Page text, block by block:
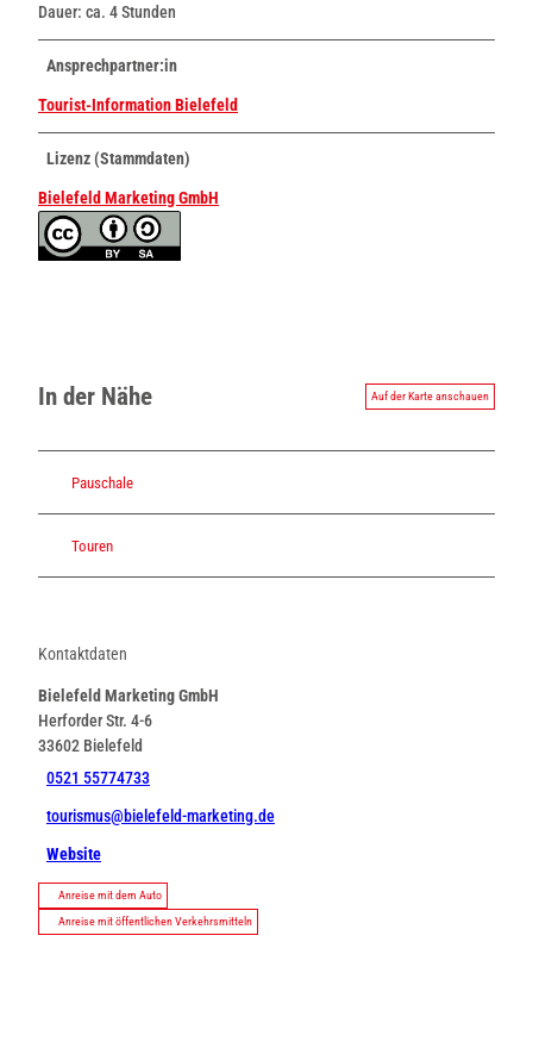
Dauer: ca. 4 Stunden
Ansprechpartner:in
Tourist-Information Bielefeld
Lizenz (Stammdaten)
Bielefeld Marketing GmbH
In der Nähe Auf der Karte anschauen
Pauschale
Touren
Kontaktdaten
Bielefeld Marketing GmbH
Herforder Str. 4-6
33602 Bielefeld
0521 55774733
tourismus@bielefeld-marketing.de
Website
Anreise mit dem Auto
Anreise mit öffentlichen Verkehrsmitteln